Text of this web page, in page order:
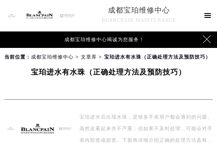
成都宝珀维修中心
BLANCPAIN MAINTENANCE

成都宝珀维修中心竭诚为您服务！ 
当前位置： 成都宝珀维修中心 > 文章库 > 宝珀进水有水珠（正确处理方法及预防技巧）
宝珀进水有水珠（正确处理方法及预防技巧）
宝珀进水后出现水珠，是很多手表用户都会遇到的问题。
虽然这看起来并不严重，但如果不及时处理，可能会对手
表内部造成损害。下面将详细介绍正确的处理方法及有…